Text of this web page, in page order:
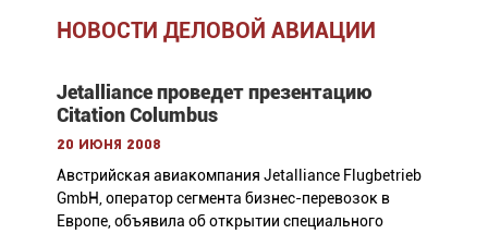
НОВОСТИ ДЕЛОВОЙ АВИАЦИИ
Jetalliance проведет презентацию
Citation Columbus
20 июня 2008
Австрийская авиакомпания Jetalliance Flugbetrieb
GmbH, оператор сегмента бизнес-перевозок в
Европе, объявила об открытии специального